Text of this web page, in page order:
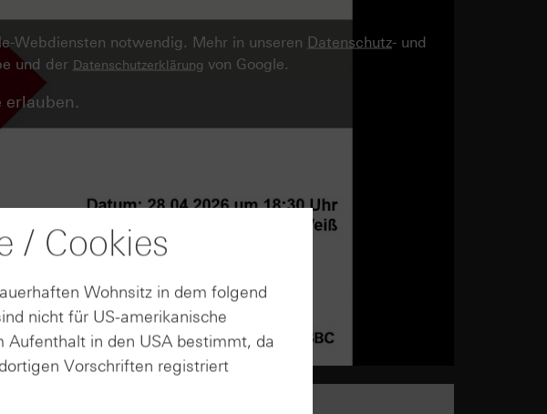
Webdiensten notwendig. Mehr in unseren Datenschutz- und
und der Datenschutzerklärung von Google.
erlauben.
/ Cookies
Wohnsitz in dem folgend
nicht für US-amerikanische
in den USA bestimmt, da
Vorschriften registriert